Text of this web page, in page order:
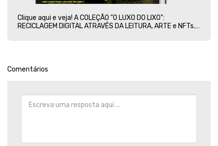
Clique aqui e veja! A COLEÇÃO "O LUXO DO LIXO":
RECICLAGEM DIGITAL ATRAVÉS DA LEITURA, ARTE e NFTs.
Comentários